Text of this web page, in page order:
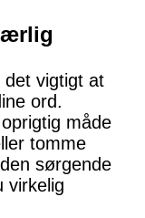
ærlig
det vigtigt at
ord.
måde
tomme
sørgende
virkelig